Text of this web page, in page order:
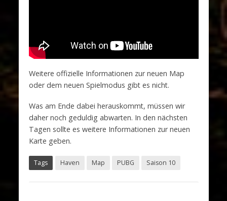
Weitere offizielle Informationen zur neuen Map
oder dem neuen Spielmodus gibt es nicht.
Was am Ende dabei herauskommt, müssen wir
daher noch geduldig abwarten. In den nächsten
Tagen sollte es weitere Informationen zur neuen
Karte geben.
Tags Haven Map PUBG Saison 10